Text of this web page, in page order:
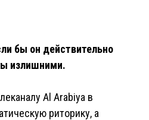
бы он действительно
излишними.
Al Arabiya в
риторику, а